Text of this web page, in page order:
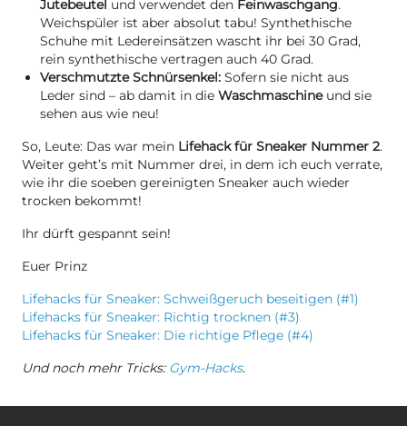
Jutebeutel und verwendet den Feinwaschgang.
Weichspüler ist aber absolut tabu! Synthethische
Schuhe mit Ledereinsätzen wascht ihr bei 30 Grad,
rein synthethische vertragen auch 40 Grad.
Verschmutzte Schnürsenkel: Sofern sie nicht aus
Leder sind – ab damit in die Waschmaschineund sie
sehen aus wie neu!
So, Leute: Das war mein Lifehack für Sneaker Nummer 2.
Weiter geht’s mit Nummer drei, in dem ich euch verrate,
wie ihr die soeben gereinigten Sneaker auch wieder
trocken bekommt!
Ihr dürft gespannt sein!
Euer Prinz
Lifehacks für Sneaker: Schweißgeruch beseitigen (#1)
Lifehacks für Sneaker: Richtig trocknen (#3)
Lifehacks für Sneaker: Die richtige Pflege (#4)
Und noch mehr Tricks: Gym-Hacks.